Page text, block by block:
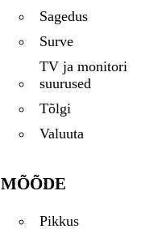
Sagedus
Surve
TV ja monitori
suurused
Tõlgi
Valuuta
MÕÕDE
Pikkus